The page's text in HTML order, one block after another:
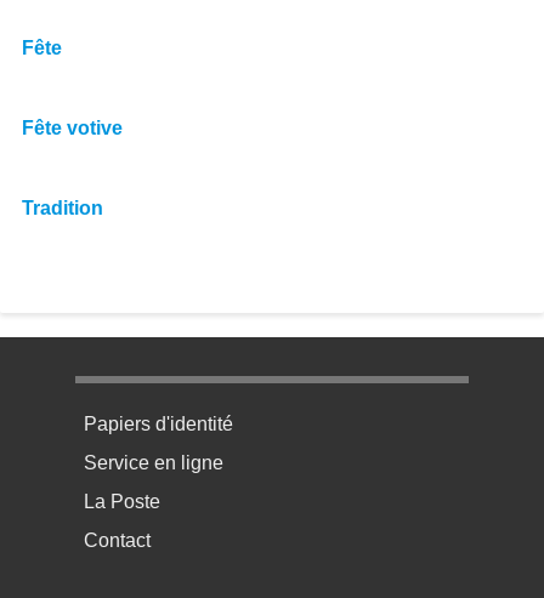
Fête
Fête votive
Tradition
Menu pratique bas de page 1
Papiers d'identité
Service en ligne
La Poste
Contact